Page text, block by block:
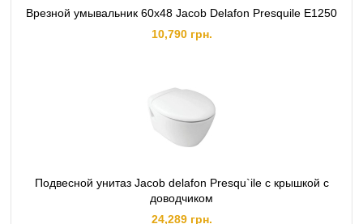
Врезной умывальник 60x48 Jacob Delafon Presquile E1250
10,790 грн.
Подвесной унитаз Jacob delafon Presqu`ile с крышкой с
доводчиком
24,289 грн.